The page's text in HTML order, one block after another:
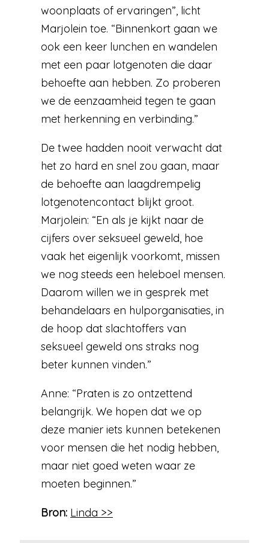
woonplaats of ervaringen”, licht
Marjolein toe. “Binnenkort gaan we
ook een keer lunchen en wandelen
met een paar lotgenoten die daar
behoefte aan hebben. Zo proberen
we de eenzaamheid tegen te gaan
met herkenning en verbinding.”
De twee hadden nooit verwacht dat
het zo hard en snel zou gaan, maar
de behoefte aan laagdrempelig
lotgenotencontact blijkt groot.
Marjolein: “En als je kijkt naar de
cijfers over seksueel geweld, hoe
vaak het eigenlijk voorkomt, missen
we nog steeds een heleboel mensen.
Daarom willen we in gesprek met
behandelaars en hulporganisaties, in
de hoop dat slachtoffers van
seksueel geweld ons straks nog
beter kunnen vinden.”
Anne: “Praten is zo ontzettend
belangrijk. We hopen dat we op
deze manier iets kunnen betekenen
voor mensen die het nodig hebben,
maar niet goed weten waar ze
moeten beginnen.”
Bron: Linda >>